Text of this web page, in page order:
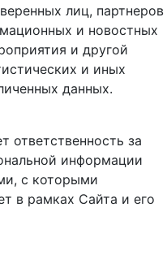
лиц, партнеров
и новостных
и другой
и иных
данных.
ответственность за
информации
с которыми
в рамках Сайта и его